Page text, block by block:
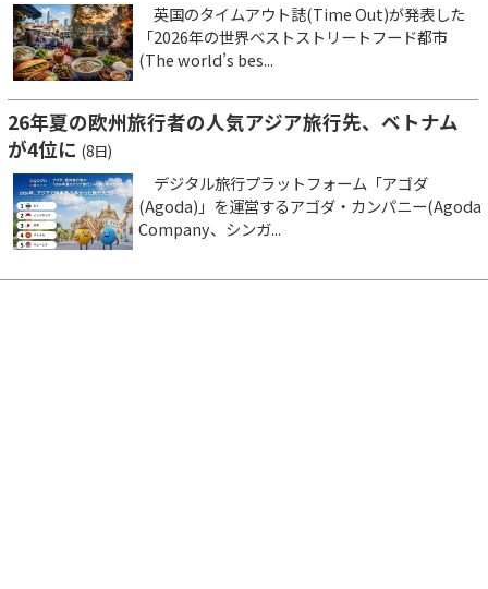
英国のタイムアウト誌(Time Out)が発表した
「2026年の世界ベストストリートフード都市
(The world’s bes...
26年夏の欧州旅行者の人気アジア旅行先、ベトナム
が4位に (8日)
デジタル旅行プラットフォーム「アゴダ
(Agoda)」を運営するアゴダ・カンパニー(Agoda
Company、シンガ...